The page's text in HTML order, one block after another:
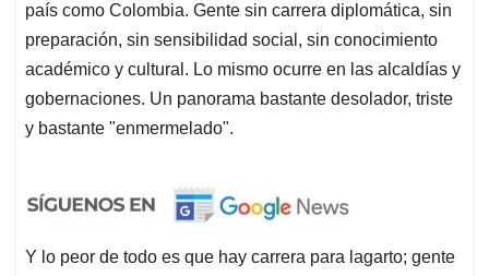
país como Colombia. Gente sin carrera diplomática, sin
preparación, sin sensibilidad social, sin conocimiento
académico y cultural. Lo mismo ocurre en las alcaldías y
gobernaciones. Un panorama bastante desolador, triste
y bastante "enmermelado".
Y lo peor de todo es que hay carrera para lagarto; gente